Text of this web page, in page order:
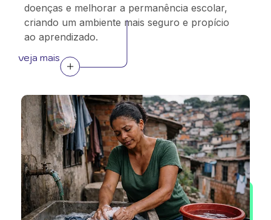
doenças e melhorar a permanência escolar,
criando um ambiente mais seguro e propício
ao aprendizado.
veja mais